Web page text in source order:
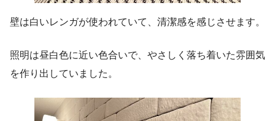
壁は白いレンガが使われていて、清潔感を感じさせます。
照明は昼白色に近い色合いで、やさしく落ち着いた雰囲気
を作り出していました。